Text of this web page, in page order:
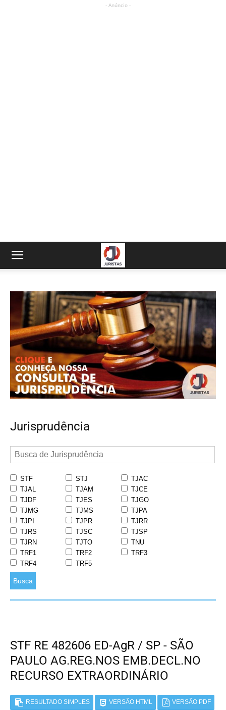
- Anúncio -
Jurisprudência
STF STJ
TJAC
TJAL
TJAM
TJCE
TJDF
TJES
TJGO
TJMG
TJMS
TJPA
TJPI
TJPR
TJRR
TJRS
TJSC
TJSP
TJRN
TJTO
TNU
TRF1
TRF2
TRF3
TRF4
TRF5
Busca
STF RE 482606 ED-AgR / SP - SÃO
PAULO AG.REG.NOS EMB.DECL.NO
RECURSO EXTRAORDINÁRIO
RESULTADO SIMPLES VERSÃO HTML VERSÃO PDF